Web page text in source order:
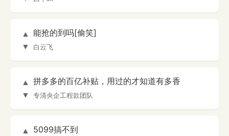
▲
▼
能抢的到吗[偷笑]
白云飞
▲
▼
拼多多的百亿补贴，用过的才知道有多香
专清央企工程款团队
▲
5099搞不到